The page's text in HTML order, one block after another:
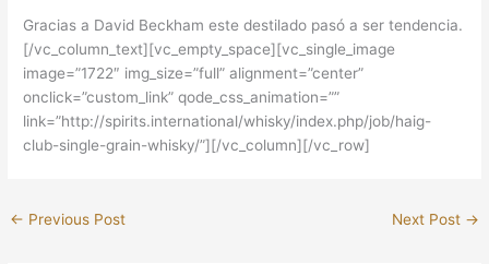
Gracias a David Beckham este destilado pasó a ser tendencia.
[/vc_column_text][vc_empty_space][vc_single_image
image=”1722″ img_size=”full” alignment=”center”
onclick=”custom_link” qode_css_animation=””
link=”http://spirits.international/whisky/index.php/job/haig-
club-single-grain-whisky/”][/vc_column][/vc_row]
← Previous Post Next Post →